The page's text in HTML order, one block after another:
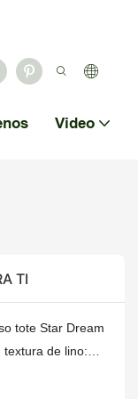
Video
TI
tote Star Dream
textura de lino: